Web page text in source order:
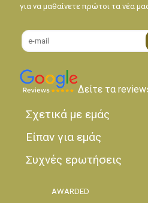
για να μαθαίνετε πρώτοι τα νέα
Δείτε τα
Σχετικά με εμάς
Είπαν για εμάς
Συχνές ερωτήσεις
AWARDED